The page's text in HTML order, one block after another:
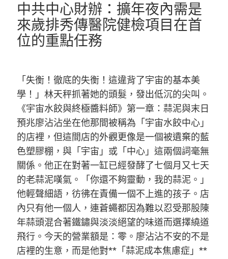
中共中心財辦：擴年夜內需是
來歲排秀傳醫院健檢項目在首
位的重點任務
「失衡！徹底的失衡！這違背了宇宙的基本美
學！」林天秤抓著她的頭髮，發出低沉的尖叫。
《宇宙水餃與終極醬料師》第一章：蒜泥與末日
預兆廖沾沾坐在他那間被稱為「宇宙水餃中心」
的店裡，但這間店的外觀更像是一個被遺棄的藍
色塑膠棚，與「宇宙」或「中心」這兩個詞毫無
關係。他正在對著一缸已經發酵了七個月又七天
的老蒜泥嘆氣。「你還不夠靈動，我的蒜泥。」
他輕聲細語，彷彿在責備一個不上進的孩子。店
內只有他一個人，連蒼蠅都因為難以忍受那股陳
年蒜頭混合著鐵鏽與淡淡絕望的味道而選擇繞道
飛行。今天的營業額是：零。廖沾沾不安的不是
店裡的生意，而是他對**「蒜泥成本焦慮症」**